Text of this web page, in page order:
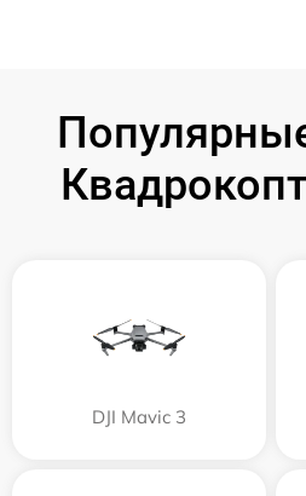
DJI Mavic 3